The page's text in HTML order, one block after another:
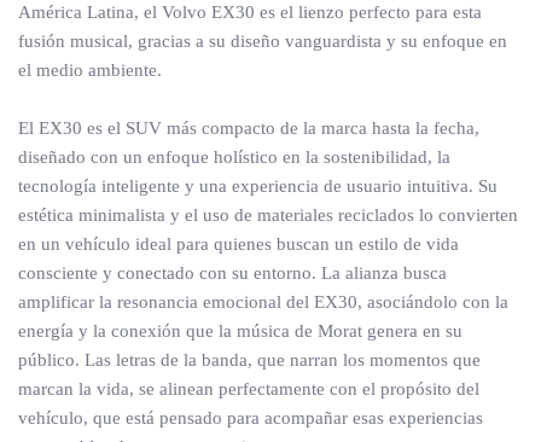
América Latina, el Volvo EX30 es el lienzo perfecto para esta
fusión musical, gracias a su diseño vanguardista y su enfoque en
el medio ambiente.
El EX30 es el SUV más compacto de la marca hasta la fecha,
diseñado con un enfoque holístico en la sostenibilidad, la
tecnología inteligente y una experiencia de usuario intuitiva. Su
estética minimalista y el uso de materiales reciclados lo convierten
en un vehículo ideal para quienes buscan un estilo de vida
consciente y conectado con su entorno. La alianza busca
amplificar la resonancia emocional del EX30, asociándolo con la
energía y la conexión que la música de Morat genera en su
público. Las letras de la banda, que narran los momentos que
marcan la vida, se alinean perfectamente con el propósito del
vehículo, que está pensado para acompañar esas experiencias